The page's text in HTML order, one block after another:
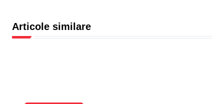
c
o
Articole similare